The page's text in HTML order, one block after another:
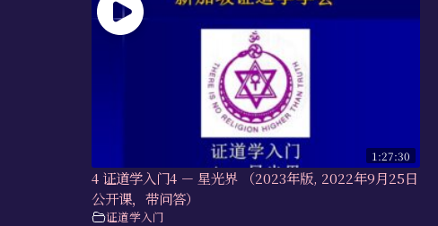
1:27:30
4 证道学入门4 － 星光界 （2023年版, 2022年9月25日
公开课，带问答）
证道学入门